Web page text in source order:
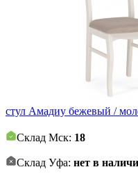
стул Амадиу бежевый /
Склад Мск: 18
Склад Уфа: нет в